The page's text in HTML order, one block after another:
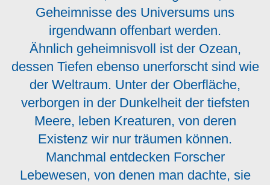
Geheimnisse des Universums uns
irgendwann offenbart werden.
Ähnlich geheimnisvoll ist der Ozean,
dessen Tiefen ebenso unerforscht sind wie
der Weltraum. Unter der Oberfläche,
verborgen in der Dunkelheit der tiefsten
Meere, leben Kreaturen, von deren
Existenz wir nur träumen können.
Manchmal entdecken Forscher
Lebewesen, von denen man dachte, sie